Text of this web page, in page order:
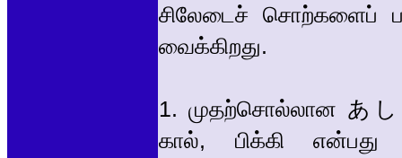
சிலேடைச் சொற்களைப்
வைக்கிறது.
1. முதற்சொல்லான あ
கால், பிக்கி என்பது